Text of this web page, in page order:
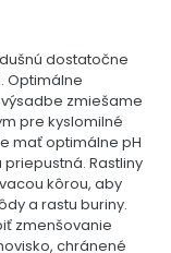
dostatočne
Optimálne
zmiešame
pre kyslomilné
mať optimálne pH
Rastliny
kôrou, aby
a rastu buriny.
zmenšovanie
chránené